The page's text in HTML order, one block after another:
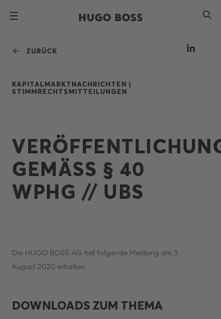
ZURÜCK
KAPITALMARKTNACHRICHTEN |
STIMMRECHTSMITTEILUNGEN
GEMÄSS § 40 W
PHG // UBS
Die HUGO BOSS AG hat folgende Meldung am 3.
August 2020 erhalten:
DOWNLOADS ZUM THEMA